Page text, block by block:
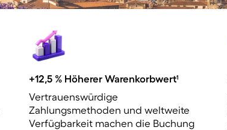
+12,5 % Höherer Warenkorbwert¹
Vertrauenswürdige
Zahlungsmethoden und weltweite
Verfügbarkeit machen die Buchung